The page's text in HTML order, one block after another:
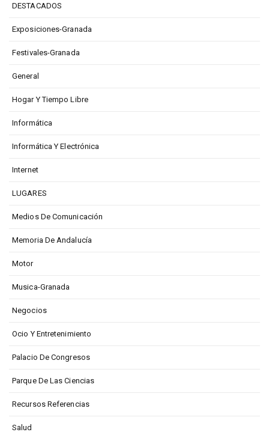
DESTACADOS
Exposiciones-Granada
Festivales-Granada
General
Hogar Y Tiempo Libre
Informática
Informática Y Electrónica
Internet
LUGARES
Medios De Comunicación
Memoria De Andalucía
Motor
Musica-Granada
Negocios
Ocio Y Entretenimiento
Palacio De Congresos
Parque De Las Ciencias
Recursos Referencias
Salud